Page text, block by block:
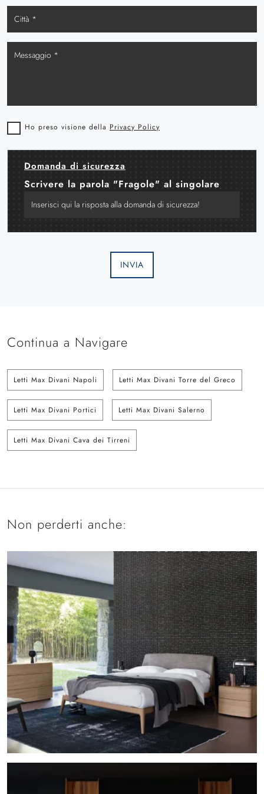
Ho preso visione della Privacy Policy
Domanda di sicurezza
Scrivere la parola "Fragole" al singolare
INVIA
Continua a Navigare
Letti Max Divani Napoli Letti Max Divani Torre del Greco
Letti Max Divani Portici Letti Max Divani Salerno
Letti Max Divani Cava dei Tirreni
Non perderti anche: